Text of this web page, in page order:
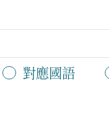
對應國語